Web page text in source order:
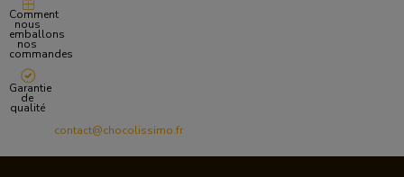
Comment
nous
emballons
nos
commandes
Garantie
de
qualité
contact@chocolissimo.fr